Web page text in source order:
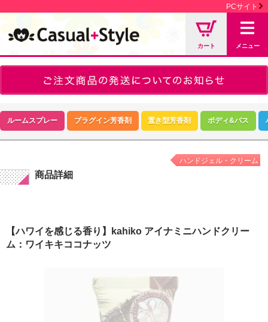
PCサイト
カート メニュー
ルームスプレー プラグイン芳香剤 置き型芳香剤 ボディ&バス
商品詳細
ハンドジェル・クリーム
【ハワイを感じる香り】kahiko アイナミニハンドクリー
ム：ワイキキココナッツ